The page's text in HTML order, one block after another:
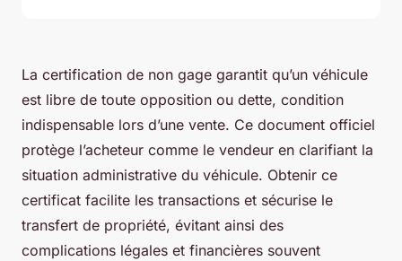
La certification de non gage garantit qu’un véhicule
est libre de toute opposition ou dette, condition
indispensable lors d’une vente. Ce document officiel
protège l’acheteur comme le vendeur en clarifiant la
situation administrative du véhicule. Obtenir ce
certificat facilite les transactions et sécurise le
transfert de propriété, évitant ainsi des
complications légales et financières souvent